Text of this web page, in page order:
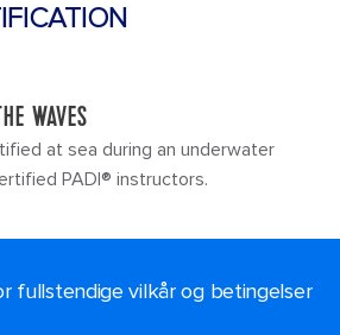
WAVES
at sea during an underwater
PADI® instructors.
fullstendige vilkår og betingelser